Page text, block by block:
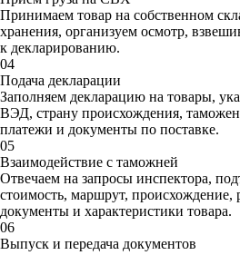
Принимаем товар на собственном
хранения, организуем осмотр,
к декларированию.
04
Подача декларации
Заполняем декларацию на товары,
ВЭД, страну происхождения,
платежи и документы по поставке.
05
Взаимодействие с таможней
Отвечаем на запросы инспектора,
стоимость, маршрут, происхождение,
документы и характеристики товара.
06
Выпуск и передача документов